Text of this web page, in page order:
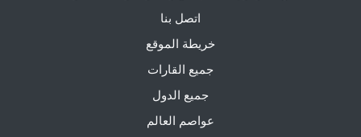
اتصل بنا
خريطة الموقع
جميع القارات
جميع الدول
عواصم العالم